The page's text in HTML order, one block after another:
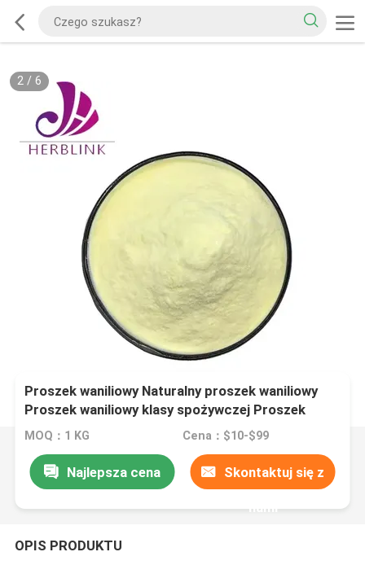
2/ 6
Proszek waniliowy Naturalny proszek waniliowy
Proszek waniliowy klasy spożywczej Proszek
waniliowy rozpuszczalny w wodzie Proszek
Proszek waniliowy Proszek waniliowy
MOQ：1 KG Cena：$10-$99
Najlepsza cena Skontaktuj się z
nami
OPIS PRODUKTU